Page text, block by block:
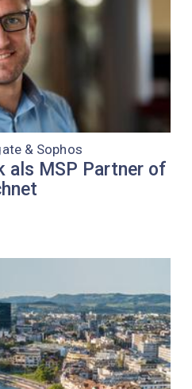
& Sophos
als MSP Partner of